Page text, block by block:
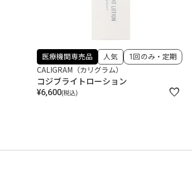
医療機関専売品 人気 1回のみ・定期
CALIGRAM（カリグラム）
コジブライトローション
¥6,600 税込